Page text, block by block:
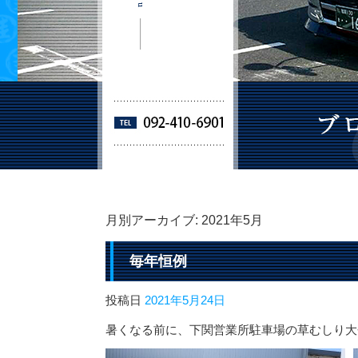
月別アーカイブ: 2021年5月
毎年恒例
投稿日 2021年5月24日
暑くなる前に、下関営業所駐車場の草むしり